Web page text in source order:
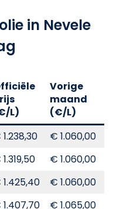
in Nevele
L)
Vorige
maand
(€/L)
€ 1.060,00
€ 1.060,00
€ 1.060,00
€ 1.065,00